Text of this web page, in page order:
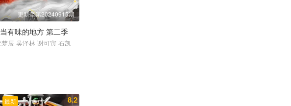
更新至第20240915期
当有味的地方 第二季
辰 吴泽林 谢可寅 石凯
最新 8.2